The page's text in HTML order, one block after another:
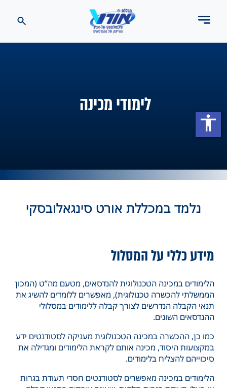
לימודי מכינה
נלמד במכללת אורט סינגאלובסקי
מידע כללי על המסלול
הלימודים במכינה הטכנולוגית להנדסאים, מטעם מה”ט (המכון
הממשלתי להכשרה טכנולוגית), מאפשרים ללומדים להשיג את
תנאי הקבלה הנדרשים לצורך קבלה ללימודים במסלולי
ההנדסאים השונים.
כמו כן, ההכשרה במכינה הטכנולוגית מעניקה לסטודנטים ידע
במקצועות היסוד, מכינה אותם לקראת הלימודים ומגדילה את
סיכוייהם להצליח בלימודים.
הלימודים במכינה מאפשרים לסטודנטים חסרי תעודת בגרות
accessibility